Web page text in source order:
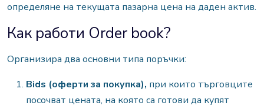
определяне на текущата пазарна цена на даден актив.
Как работи Order book?
Организира два основни типа поръчки:
Bids (оферти за покупка), при които търговците
посочват цената, на която са готови да купят